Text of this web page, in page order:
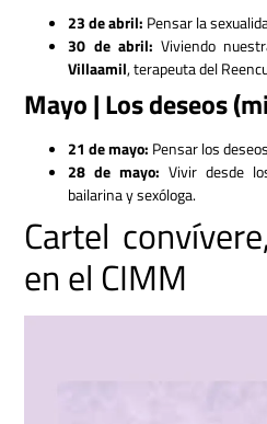
23 de abril: Pensar la
30 de abril: Viviendo
Villaamil, terapeuta del
Mayo | Los deseos
21 de mayo: Pensar los
28 de mayo: Vivir desde
bailarina y sexóloga.
Cartel
en el CIMM